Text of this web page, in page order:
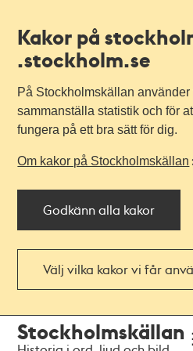
Kakor på
.stockholm.se
På Stockholmskällan
sammanställa statistik och för
fungera på ett bra sätt för dig.
Om kakor på Stockholmskällan
Godkänn alla kakor
Välj vilka kakor vi får
navigationen
huvudinnehållet
Stockholmskällan